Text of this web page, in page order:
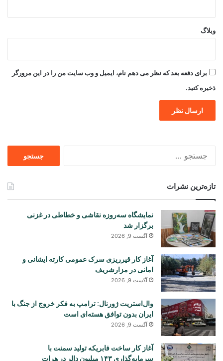
وبلاگ
برای دفعه بعد که نظر می دهم نام، ایمیل و وب سایت من را در این مرورگر
ذخیره کنید.
تازه‌ترین نشرات
نمایشگاه سه‌روزه نقاشی و خطاطی در غزنی
برگزار شد
آگست 9, 2026
آغاز کار قیرریزی سرک عمومی کارته ایشانی و
امانی در مزارشریف
آگست 9, 2026
وال‌استریت ژورنال: ترامپ به فکر خروج از جنگ با
ایران بدون توافق هسته‌ای است
آگست 9, 2026
آغاز کار ساخت فابریکه تولید سمنت با
سرمایه‌گذاری ۱۴۳ میلیون دالر در هرات